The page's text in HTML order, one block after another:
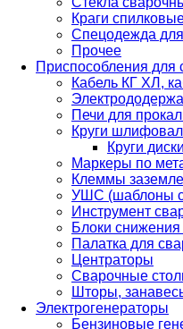
Краги
Спецодежда
Прочее
Приспособления для
Кабель КГ ХЛ,
Печи для
Круги
Круги
Маркеры по
Клеммы
УШС (шаблоны
Инструмент
Блоки снижения
Палатка для
Центраторы
Сварочные
Шторы,
Электрогенераторы
Бензиновые